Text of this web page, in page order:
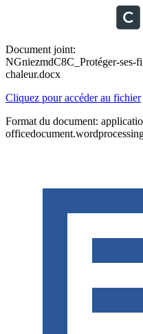
Document joint:
NGniezmdC8C_Protéger-ses-
chaleur.docx
Cliquez pour accéder au fichier
Format du document: